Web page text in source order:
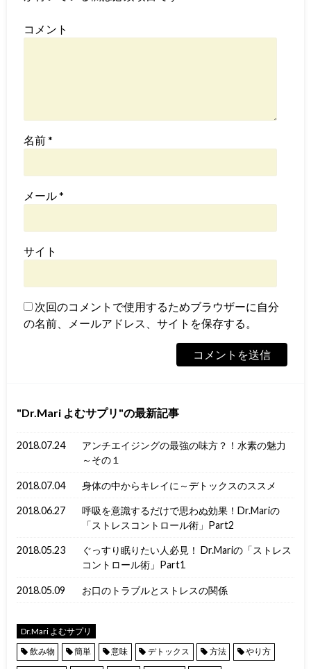
コメント
名前*
メール*
サイト
次回のコメントで使用するためブラウザーに自分
の名前、メールアドレス、サイトを保存する。
Dr.Mari よむサプリ の最新記事
2018.07.24
アンチエイジングの最強の味方？！水素の魅力
～その１
2018.07.04 身体の中からキレイに～デトックスのススメ
2018.06.27
呼吸を意識するだけで思わぬ効果！Dr.Mariの
「ストレスコントロール術」Part2
2018.05.23
ぐっすり眠りたい人必見！ Dr.Mariの「ストレス
コントロール術」Part1
2018.05.09 お口のトラブルとストレスの関係
Dr.Mari よむサプリ
飲み物
簡単 意味 デトックス 方法 やり方